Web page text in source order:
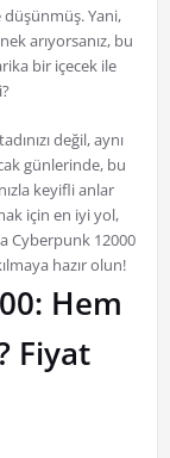
Yani,
arıyorsanız, bu
bir içecek ile
değil, aynı
günlerinde, bu
keyifli anlar
için en iyi yol,
Cyberpunk 12000
hazır olun!
Hem
Fiyat